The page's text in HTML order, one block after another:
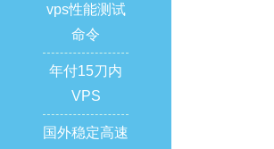
vps性能测试
命令
年付15刀内
VPS
国外稳定高速